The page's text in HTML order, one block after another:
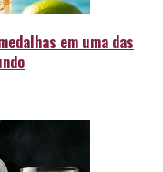
em uma das